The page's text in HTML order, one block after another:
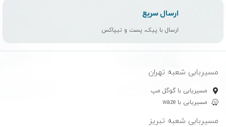
ارسال سریع
ارسال با پیک، پست و تیپاکس
مسیربابی شعبه تهران
مسیریابی با گوگل مپ
مسیریابی با waze
مسیربابی شعبه تبریز